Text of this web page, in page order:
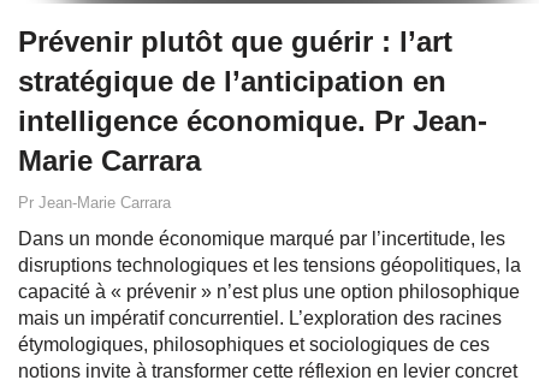
Prévenir plutôt que guérir : l’art
stratégique de l’anticipation en
intelligence économique. Pr Jean-
Marie Carrara
Pr Jean-Marie Carrara
Dans un monde économique marqué par l’incertitude, les
disruptions technologiques et les tensions géopolitiques, la
capacité à « prévenir » n’est plus une option philosophique
mais un impératif concurrentiel. L’exploration des racines
étymologiques, philosophiques et sociologiques de ces
notions invite à transformer cette réflexion en levier concret